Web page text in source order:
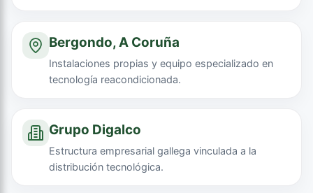
Bergondo, A Coruña
Instalaciones propias y equipo especializado en
tecnología reacondicionada.
Grupo Digalco
Estructura empresarial gallega vinculada a la
distribución tecnológica.